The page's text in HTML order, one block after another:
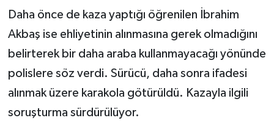
Daha önce de kaza yaptığı öğrenilen İbrahim
Akbaş ise ehliyetinin alınmasına gerek olmadığını
belirterek bir daha araba kullanmayacağı yönünde
polislere söz verdi. Sürücü, daha sonra ifadesi
alınmak üzere karakola götürüldü. Kazayla ilgili
soruşturma sürdürülüyor.